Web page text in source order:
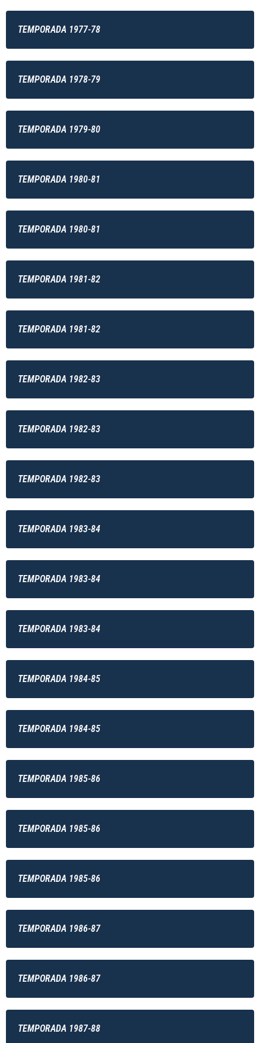
TEMPORADA 1977-78
TEMPORADA 1978-79
TEMPORADA 1979-80
TEMPORADA 1980-81
TEMPORADA 1980-81
TEMPORADA 1981-82
TEMPORADA 1981-82
TEMPORADA 1982-83
TEMPORADA 1982-83
TEMPORADA 1982-83
TEMPORADA 1983-84
TEMPORADA 1983-84
TEMPORADA 1983-84
TEMPORADA 1984-85
TEMPORADA 1984-85
TEMPORADA 1985-86
TEMPORADA 1985-86
TEMPORADA 1985-86
TEMPORADA 1986-87
TEMPORADA 1986-87
TEMPORADA 1987-88